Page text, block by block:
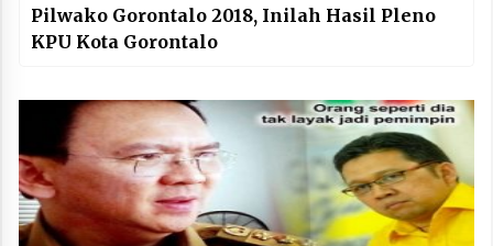
Pilwako Gorontalo 2018, Inilah Hasil Pleno
KPU Kota Gorontalo